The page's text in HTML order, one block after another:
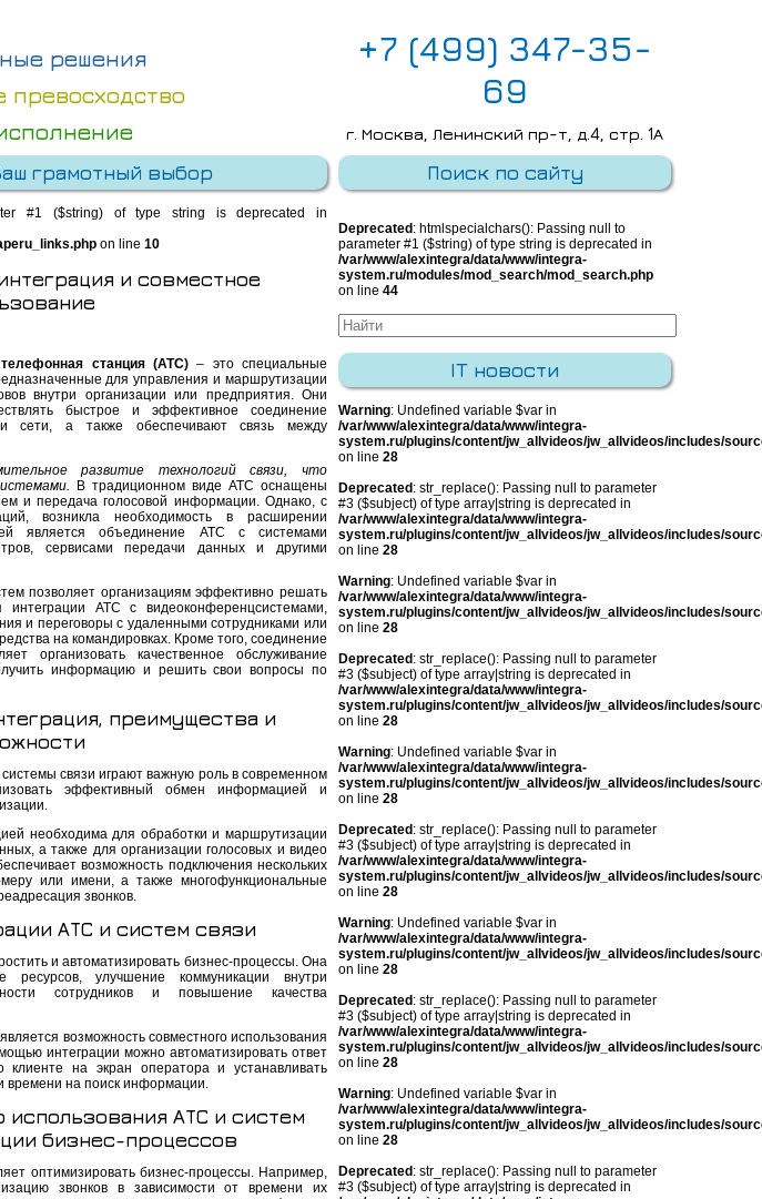
решения
превосходство
+7 (499) 347-35-
69
г. Москва, Ленинский пр-т, д.4, стр. 1А
E-mail:info@integra-system.ru
грамотный выбор
#1 ($string) of type string is deprecated in
on line 10
и совместное
станция (АТС) – это специальные
для управления и маршрутизации
внутри организации или предприятия. Они
быстрое и эффективное соединение
сети, а также обеспечивают связь между
развитие технологий связи, что
В традиционном виде АТС оснащены
и передача голосовой информации. Однако, с
возникла необходимость в расширении
является объединение АТС с системами
сервисами передачи данных и другими
позволяет организациям эффективно решать
интеграции АТС с видеоконференцсистемами,
и переговоры с удаленными сотрудниками или
на командировках. Кроме того, соединение
организовать качественное обслуживание
информацию и решить свои вопросы по
преимущества и
связи играют важную роль в современном
эффективный обмен информацией и
необходима для обработки и маршрутизации
а также для организации голосовых и видео
возможность подключения нескольких
или имени, а также многофункциональные
звонков.
АТС и систем связи
и автоматизировать бизнес-процессы. Она
ресурсов, улучшение коммуникации внутри
сотрудников и повышение качества
возможность совместного использования
интеграции можно автоматизировать ответ
на экран оператора и устанавливать
времени на поиск информации.
АТС и систем
бизнес-процессов
оптимизировать бизнес-процессы. Например,
звонков в зависимости от времени их
Поиск по сайту
Deprecated : htmlspecialchars(): Passing null to
parameter #1 ($string) of type string is deprecated in
/var/www/alexintegra/data/www/integra-
system.ru/modules/mod_search/mod_search.php
on line 44
IT новости
Warning: Undefined variable $var in
/var/www/alexintegra/data/www/integra-
system.ru/plugins/content/jw_allvideos/jw_allvideos/includes/
on line 28
Deprecated : str_replace(): Passing null to parameter
#3 ($subject) of type array|string is deprecated in
/var/www/alexintegra/data/www/integra-
system.ru/plugins/content/jw_allvideos/jw_allvideos/includes/
on line 28
Warning: Undefined variable $var in
/var/www/alexintegra/data/www/integra-
system.ru/plugins/content/jw_allvideos/jw_allvideos/includes/
on line 28
Deprecated : str_replace(): Passing null to parameter
#3 ($subject) of type array|string is deprecated in
/var/www/alexintegra/data/www/integra-
system.ru/plugins/content/jw_allvideos/jw_allvideos/includes/
on line 28
Warning: Undefined variable $var in
/var/www/alexintegra/data/www/integra-
system.ru/plugins/content/jw_allvideos/jw_allvideos/includes/
on line 28
Deprecated : str_replace(): Passing null to parameter
#3 ($subject) of type array|string is deprecated in
/var/www/alexintegra/data/www/integra-
system.ru/plugins/content/jw_allvideos/jw_allvideos/includes/
on line 28
Warning: Undefined variable $var in
/var/www/alexintegra/data/www/integra-
system.ru/plugins/content/jw_allvideos/jw_allvideos/includes/
on line 28
Deprecated : str_replace(): Passing null to parameter
#3 ($subject) of type array|string is deprecated in
/var/www/alexintegra/data/www/integra-
system.ru/plugins/content/jw_allvideos/jw_allvideos/includes/
on line 28
Warning: Undefined variable $var in
/var/www/alexintegra/data/www/integra-
system.ru/plugins/content/jw_allvideos/jw_allvideos/includes/
on line 28
Deprecated : str_replace(): Passing null to parameter
#3 ($subject) of type array|string is deprecated in